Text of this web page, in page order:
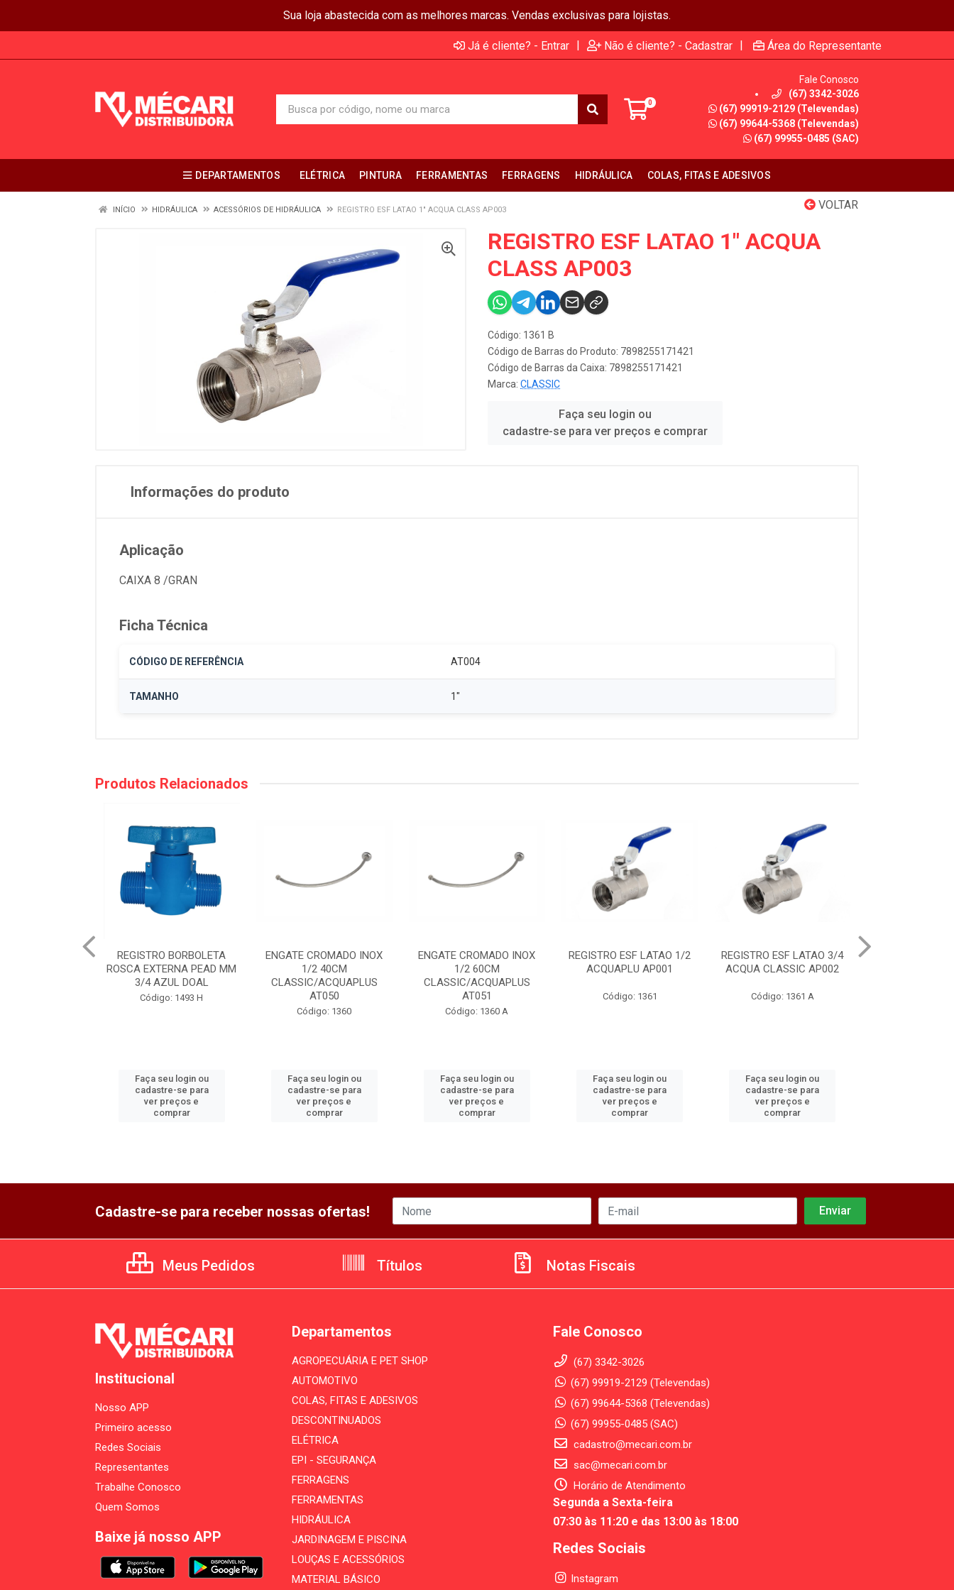
Sua loja abastecida com as melhores marcas. Vendas exclusivas para lojistas.
Já é cliente? - Entrar | Não é cliente? - Cadastrar | Área do Representante
0
Fale Conosco
(67) 3342-3026
(67) 99919-2129 (Televendas)
(67) 99644-5368 (Televendas)
(67) 99955-0485 (SAC)
DEPARTAMENTOS ELÉTRICA PINTURA FERRAMENTAS FERRAGENS HIDRÁULICA COLAS, FITAS E ADESIVOS
VOLTAR
INÍCIO HIDRÁULICA ACESSÓRIOS DE HIDRÁULICA REGISTRO ESF LATAO 1" ACQUA CLASS AP003
REGISTRO ESF LATAO 1" ACQUA
CLASS AP003
Código: 1361 B
Código de Barras do Produto: 7898255171421
Código de Barras da Caixa: 7898255171421
Marca: CLASSIC
Faça seu login ou
cadastre-se para ver preços e comprar
Informações do produto
Aplicação
CAIXA 8 /GRAN
Ficha Técnica
CÓDIGO DE REFERÊNCIA AT004
TAMANHO 1"
Produtos Relacionados
REGISTRO BORBOLETA
ROSCA EXTERNA PEAD MM
3/4 AZUL DOAL
Código: 1493 H
Faça seu login ou
cadastre-se para
ver preços e
comprar
ENGATE CROMADO INOX
1/2 40CM
CLASSIC/ACQUAPLUS
AT050
Código: 1360
Faça seu login ou
cadastre-se para
ver preços e
comprar
ENGATE CROMADO INOX
1/2 60CM
CLASSIC/ACQUAPLUS
AT051
Código: 1360 A
Faça seu login ou
cadastre-se para
ver preços e
comprar
REGISTRO ESF LATAO 1/2
ACQUAPLU AP001
Código: 1361
Faça seu login ou
cadastre-se para
ver preços e
comprar
REGISTRO ESF LATAO 3/4
ACQUA CLASSIC AP002
Código: 1361 A
Faça seu login ou
cadastre-se para
ver preços e
comprar
Cadastre-se para receber nossas ofertas!
Meus Pedidos Títulos Notas Fiscais
Institucional
Nosso APP
Primeiro acesso
Redes Sociais
Representantes
Trabalhe Conosco
Quem Somos
Baixe já nosso APP
Departamentos
AGROPECUÁRIA E PET SHOP
AUTOMOTIVO
COLAS, FITAS E ADESIVOS
DESCONTINUADOS
ELÉTRICA
EPI - SEGURANÇA
FERRAGENS
FERRAMENTAS
HIDRÁULICA
JARDINAGEM E PISCINA
LOUÇAS E ACESSÓRIOS
MATERIAL BÁSICO
Fale Conosco
(67) 3342-3026
(67) 99919-2129 (Televendas)
(67) 99644-5368 (Televendas)
(67) 99955-0485 (SAC)
cadastro@mecari.com.br
sac@mecari.com.br
Horário de Atendimento
Segunda a Sexta-feira
07:30 às 11:20 e das 13:00 às 18:00
Redes Sociais
Instagram